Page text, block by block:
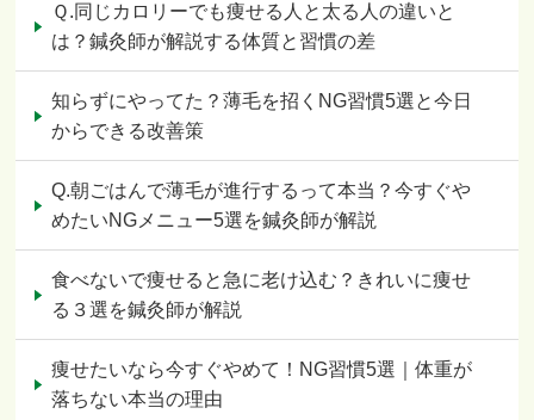
Ｑ.同じカロリーでも痩せる人と太る人の違いと
は？鍼灸師が解説する体質と習慣の差
知らずにやってた？薄毛を招くNG習慣5選と今日
からできる改善策
Q.朝ごはんで薄毛が進行するって本当？今すぐや
めたいNGメニュー5選を鍼灸師が解説
食べないで痩せると急に老け込む？きれいに痩せ
る３選を鍼灸師が解説
痩せたいなら今すぐやめて！NG習慣5選｜体重が
落ちない本当の理由